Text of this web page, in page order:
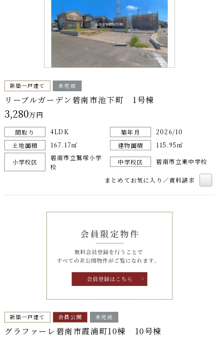
新築一戸建て 未完成
リーブルガーデン碧南市池下町 1号棟
3,280万円
間取り 4LDK 築年月
2026/10
土地面積
167.17㎡ 建物面積 115.95㎡
小学校区
碧南市立鷲塚小学
校
中学校区 碧南市立東中学校
まとめてお気に入り／資料請求
新築一戸建て 会員公開 未完成
グラファーレ碧南市霞浦町10棟 10号棟